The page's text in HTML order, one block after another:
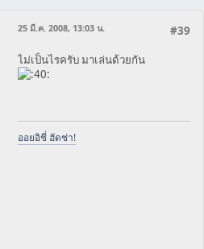
#39
25 มี.ค. 2008, 13:03 น.
ไม่เป็นไรครับ มาเล่นด้วยกัน
ออยอิชี่ ฮัดช่า!